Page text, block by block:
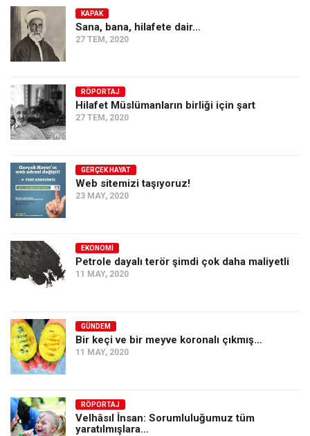
KAPAK
Sana, bana, hilafete dair…
27 TEM, 2020
RÖPORTAJ
Hilafet Müslümanların birliği için şart
27 TEM, 2020
GERÇEK HAYAT
Web sitemizi taşıyoruz!
23 MAY, 2020
EKONOMI
Petrole dayalı terör şimdi çok daha maliyetli
11 MAY, 2020
GÜNDEM
Bir keçi ve bir meyve koronalı çıkmış…
11 MAY, 2020
RÖPORTAJ
Velhâsıl İnsan: Sorumluluğumuz tüm
yaratılmışlara…